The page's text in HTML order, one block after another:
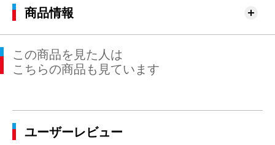
商品情報
この商品を見た人は
こちらの商品も見ています
ユーザーレビュー